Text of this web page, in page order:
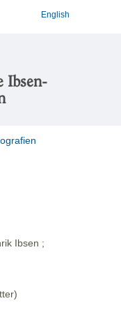
English
Ibsen-
Ibsen ;